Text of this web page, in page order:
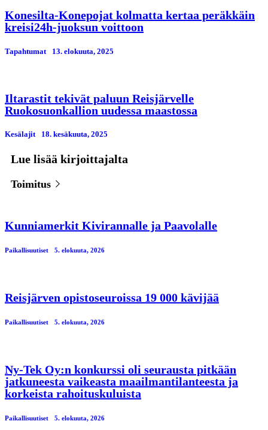
Konesilta-Konepojat kolmatta kertaa peräkkäin
kreisi24h-juoksun voittoon
Tapahtumat 13. elokuuta, 2025
Iltarastit tekivät paluun Reisjärvelle
Ruokosuonkallion uudessa maastossa
Kesälajit 18. kesäkuuta, 2025
Lue lisää kirjoittajalta
Toimitus
Kunniamerkit Kivirannalle ja Paavolalle
Paikallisuutiset 5. elokuuta, 2026
Reisjärven opistoseuroissa 19 000 kävijää
Paikallisuutiset 5. elokuuta, 2026
Ny-Tek Oy:n konkurssi oli seurausta pitkään
jatkuneesta vaikeasta maailmantilanteesta ja
korkeista rahoituskuluista
Paikallisuutiset 5. elokuuta, 2026